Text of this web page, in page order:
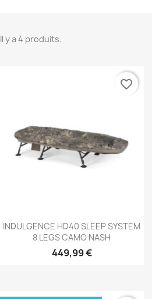
Il y a 4 produits.
Aperçu rapide
INDULGENCE HD40 SLEEP SYSTEM
8 LEGS CAMO NASH
449,99 €
favorite_border